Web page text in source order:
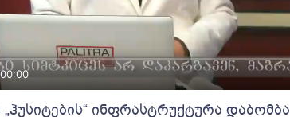
ინფრასტრუქტურა დაბომბა